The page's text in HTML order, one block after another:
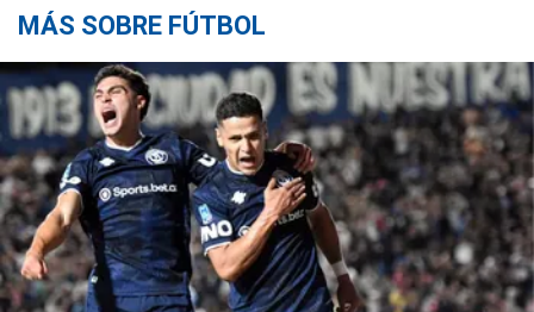
MÁS SOBRE FÚTBOL